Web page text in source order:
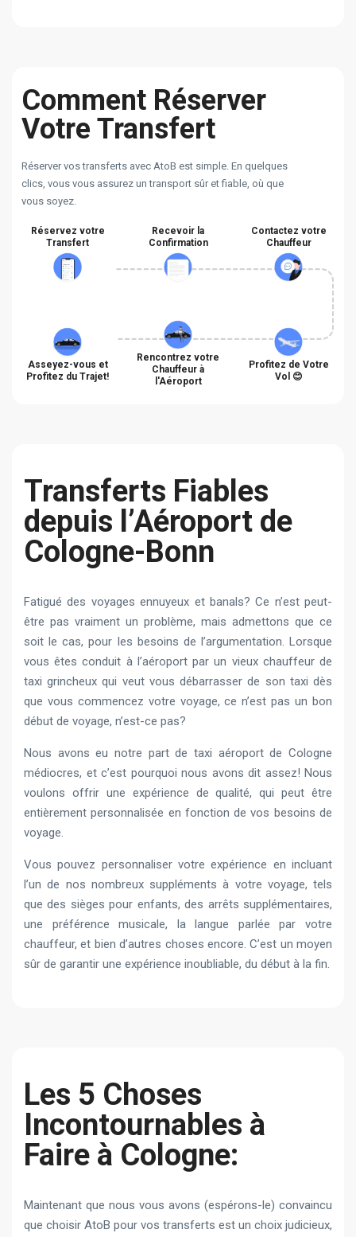
Comment Réserver
Votre Transfert
Réserver vos transferts avec AtoB est simple. En quelques
clics, vous vous assurez un transport sûr et fiable, où que
vous soyez.
Réservez votre
Transfert
Recevoir la
Confirmation
Contactez votre
Chauffeur
Asseyez-vous et
Profitez du Trajet!
Rencontrez votre
Chauffeur à
l'Aéroport
Profitez de Votre
Vol 😊
Transferts Fiables
depuis l’Aéroport de
Cologne-Bonn
Fatigué des voyages ennuyeux et banals? Ce n’est peut-
être pas vraiment un problème, mais admettons que ce
soit le cas, pour les besoins de l’argumentation. Lorsque
vous êtes conduit à l’aéroport par un vieux chauffeur de
taxi grincheux qui veut vous débarrasser de son taxi dès
que vous commencez votre voyage, ce n’est pas un bon
début de voyage, n’est-ce pas?
Nous avons eu notre part de taxi aéroport de Cologne
médiocres, et c’est pourquoi nous avons dit assez! Nous
voulons offrir une expérience de qualité, qui peut être
entièrement personnalisée en fonction de vos besoins de
voyage.
Vous pouvez personnaliser votre expérience en incluant
l’un de nos nombreux suppléments à votre voyage, tels
que des sièges pour enfants, des arrêts supplémentaires,
une préférence musicale, la langue parlée par votre
chauffeur, et bien d’autres choses encore. C’est un moyen
sûr de garantir une expérience inoubliable, du début à la fin.
Les 5 Choses
Incontournables à
Faire à Cologne:
Maintenant que nous vous avons (espérons-le) convaincu
que choisir AtoB pour vos transferts est un choix judicieux,